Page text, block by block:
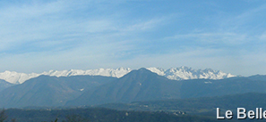
Aller au contenu principal
Le